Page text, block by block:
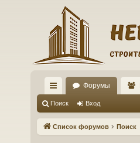
с
ы
Форумы
Поиск Вход
Список форумов Поиск